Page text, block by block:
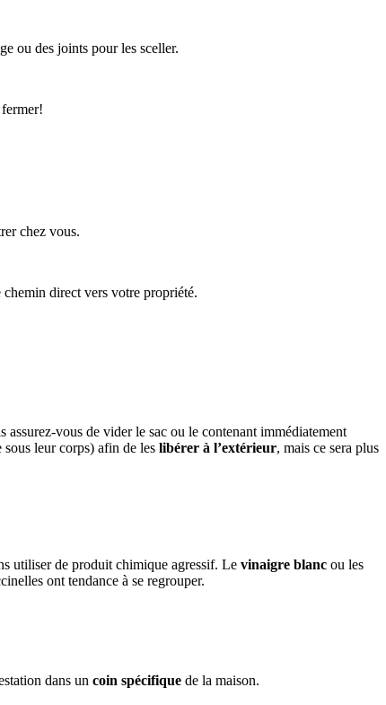
ou des joints pour les sceller.
chez vous.
chemin direct vers votre propriété.
vous de vider le sac ou le contenant immédiatement
sous leur corps) afin de les libérer à l’extérieur, mais ce sera plus
utiliser de produit chimique agressif. Le vinaigre blanc ou les
ont tendance à se regrouper.
dans un coin spécifique de la maison.